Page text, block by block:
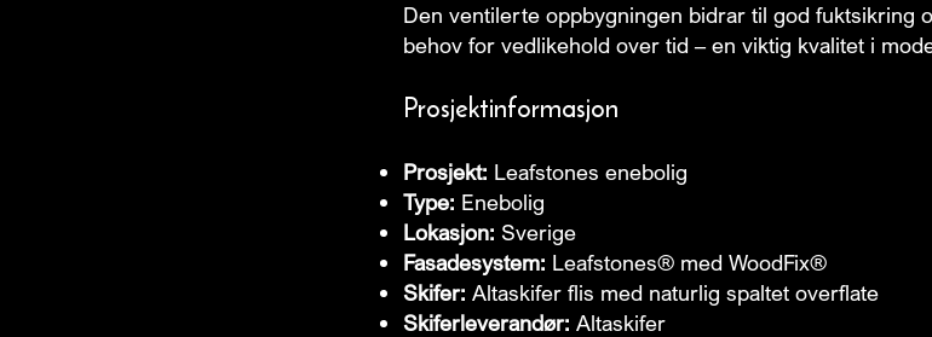
Den ventilerte oppbygningen bidrar til god fuktsikring
behov for vedlikehold over tid – en viktig kvalitet i
Prosjektinformasjon
Prosjekt: Leafstones enebolig
Type: Enebolig
Lokasjon: Sverige
Fasadesystem: Leafstones® med WoodFix®
Skifer: Altaskifer flis med naturlig spaltet overflate
Skiferleverandør: Altaskifer